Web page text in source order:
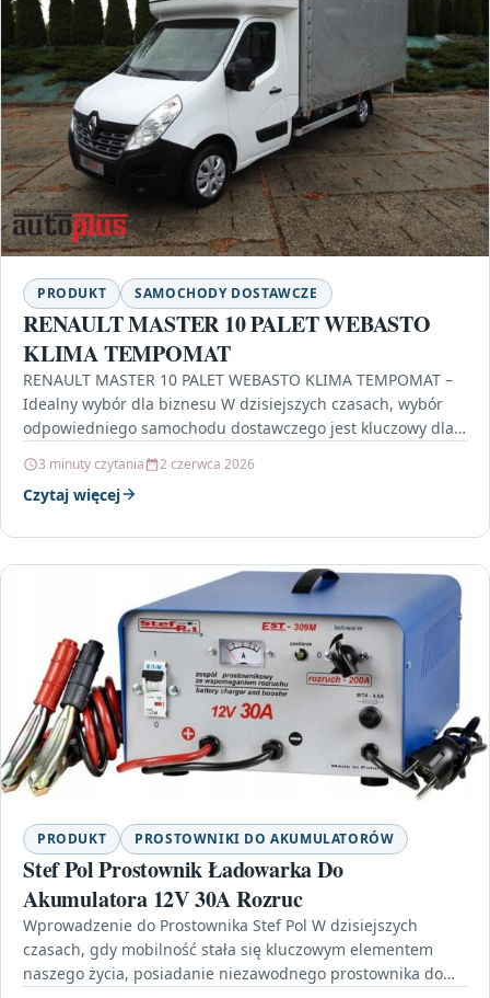
PRODUKT SAMOCHODY DOSTAWCZE
RENAULT MASTER 10 PALET WEBASTO
KLIMA TEMPOMAT
RENAULT MASTER 10 PALET WEBASTO KLIMA TEMPOMAT –
Idealny wybór dla biznesu W dzisiejszych czasach, wybór
odpowiedniego samochodu dostawczego jest kluczowy dla
3 minuty czytania 2 czerwca 2026
Czytaj więcej
PRODUKT PROSTOWNIKI DO AKUMULATORÓW
Stef Pol Prostownik Ładowarka Do
Akumulatora 12V 30A Rozruc
Wprowadzenie do Prostownika Stef Pol W dzisiejszych
czasach, gdy mobilność stała się kluczowym elementem
naszego życia, posiadanie niezawodnego prostownika do